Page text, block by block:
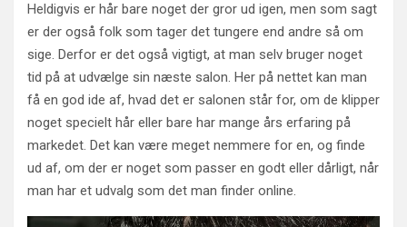
Heldigvis er hår bare noget der gror ud igen, men som sagt
er der også folk som tager det tungere end andre så om
sige. Derfor er det også vigtigt, at man selv bruger noget
tid på at udvælge sin næste salon. Her på nettet kan man
få en god ide af, hvad det er salonen står for, om de klipper
noget specielt hår eller bare har mange års erfaring på
markedet. Det kan være meget nemmere for en, og finde
ud af, om der er noget som passer en godt eller dårligt, når
man har et udvalg som det man finder online.